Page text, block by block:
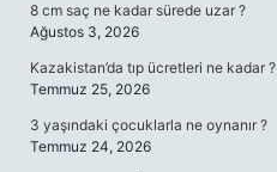
8 cm saç ne kadar sürede uzar ?
Ağustos 3, 2026
Kazakistan’da tıp ücretleri ne kadar ?
Temmuz 25, 2026
3 yaşındaki çocuklarla ne oynanır ?
Temmuz 24, 2026